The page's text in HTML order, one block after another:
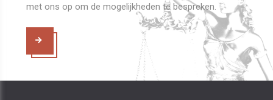
met ons op om de mogelijkheden te bespreken.